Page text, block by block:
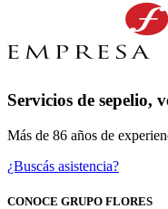
Servicios de sepelio,
Más de 86 años de
¿Buscás asistencia?
CONOCE GRUPO FLORES